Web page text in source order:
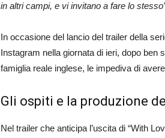
in altri campi, e vi invitano a fare lo
In occasione del lancio del trailer della
Instagram nella giornata di ieri, dopo ben
famiglia reale inglese, le impediva di
Gli ospiti e la produzione
Nel trailer che anticipa l’uscita di “With